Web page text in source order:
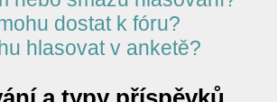
dostat k fóru?
hlasovat v anketě?